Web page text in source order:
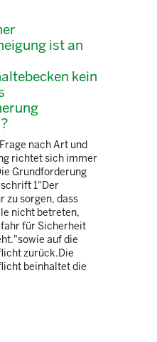
ist an
kein
nach Art und
richtet sich immer
Grundforderung
1"Der
zu sorgen, dass
nicht betreten,
für Sicherheit
auf die
zurück.Die
beinhaltet die